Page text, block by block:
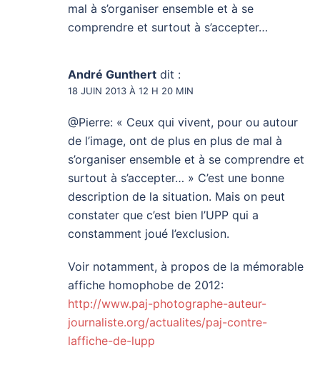
mal à s’organiser ensemble et à se
comprendre et surtout à s’accepter…
André Gunthert dit :
18 JUIN 2013 À 12 H 20 MIN
@Pierre: « Ceux qui vivent, pour ou autour
de l’image, ont de plus en plus de mal à
s’organiser ensemble et à se comprendre et
surtout à s’accepter… » C’est une bonne
description de la situation. Mais on peut
constater que c’est bien l’UPP qui a
constamment joué l’exclusion.
Voir notamment, à propos de la mémorable
affiche homophobe de 2012:
http://www.paj-photographe-auteur-
journaliste.org/actualites/paj-contre-
laffiche-de-lupp